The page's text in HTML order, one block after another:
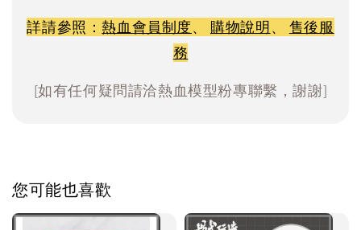
詳請參照：熱血會員制度、 購物說明、 售後服
務
[如有任何疑問請洽熱血模型粉專聯繫，謝謝]
您可能也喜歡